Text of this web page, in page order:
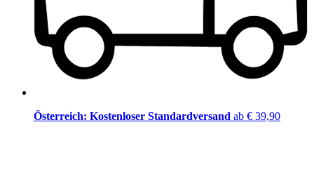
Österreich: Kostenloser Standardversand ab € 39,90